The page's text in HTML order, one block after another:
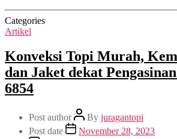
Categories
Artikel
Konveksi Topi Murah,
dan Jaket dekat
6854
Post author By juragantopi
Post date
November 28, 2023